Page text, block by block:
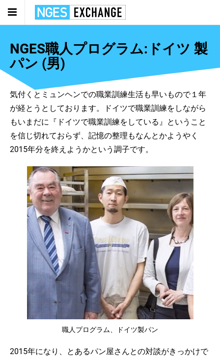
NGES職人プログラム:ドイツ 製
パン (男)
気付くとミュンヘンでの職業訓練生活も早いもので１年
が経とうとしております。ドイツで職業訓練をしながら
もいまだに『ドイツで職業訓練をしている』ということ
を信じ切れておらず、記憶の整理もなんとかようやく
2015年分を終えようかという調子です。
職人プログラム、ドイツ製パン
2015年になり、とあるパン屋さんとの対談がきっかけで